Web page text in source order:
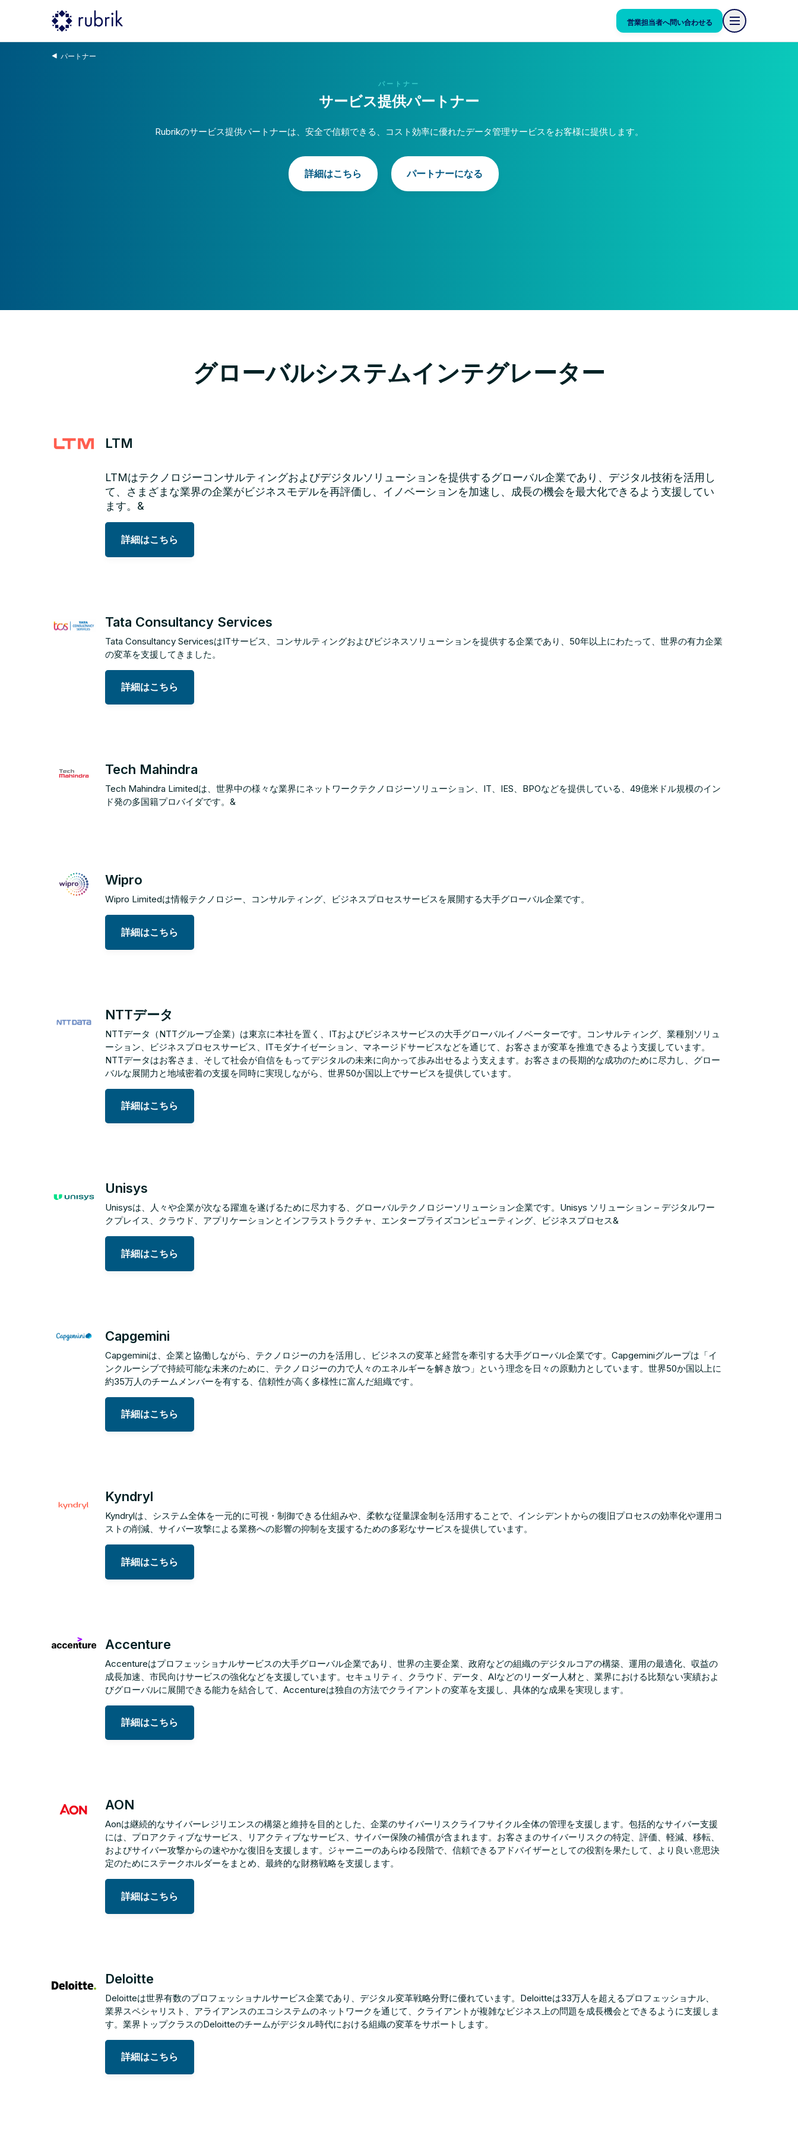
営業担当者へ問い合わせる
パートナー
パートナー
サービス提供パートナー
Rubrikのサービス提供パートナーは、安全で信頼できる、コスト効率に優れたデータ管理サービスをお客様に提供します。
詳細はこちら パートナーになる
グローバルシステムインテグレーター
LTM
LTMはテクノロジーコンサルティングおよびデジタルソリューションを提供するグローバル企業であり、デジタル技術を活用し
て、さまざまな業界の企業がビジネスモデルを再評価し、イノベーションを加速し、成長の機会を最大化できるよう支援してい
ます。&
詳細はこちら
Tata Consultancy Services
Tata Consultancy ServicesはITサービス、コンサルティングおよびビジネスソリューションを提供する企業であり、50年以上にわたって、世界の有力企業
の変革を支援してきました。
詳細はこちら
Tech Mahindra
Tech Mahindra Limitedは、世界中の様々な業界にネットワークテクノロジーソリューション、IT、IES、BPOなどを提供している、49億米ドル規模のイン
ド発の多国籍プロバイダです。&
Wipro
Wipro Limitedは情報テクノロジー、コンサルティング、ビジネスプロセスサービスを展開する大手グローバル企業です。
詳細はこちら
NTTデータ
NTTデータ（NTTグループ企業）は東京に本社を置く、ITおよびビジネスサービスの大手グローバルイノベーターです。コンサルティング、業種別ソリュ
ーション、ビジネスプロセスサービス、ITモダナイゼーション、マネージドサービスなどを通じて、お客さまが変革を推進できるよう支援しています。
NTTデータはお客さま、そして社会が自信をもってデジタルの未来に向かって歩み出せるよう支えます。お客さまの長期的な成功のために尽力し、グロー
バルな展開力と地域密着の支援を同時に実現しながら、世界50か国以上でサービスを提供しています。
詳細はこちら
Unisys
Unisysは、人々や企業が次なる躍進を遂げるために尽力する、グローバルテクノロジーソリューション企業です。Unisys ソリューション – デジタルワー
クプレイス、クラウド、アプリケーションとインフラストラクチャ、エンタープライズコンピューティング、ビジネスプロセス&
詳細はこちら
Capgemini
Capgeminiは、企業と協働しながら、テクノロジーの力を活用し、ビジネスの変革と経営を牽引する大手グローバル企業です。Capgeminiグループは「イ
ンクルーシブで持続可能な未来のために、テクノロジーの力で人々のエネルギーを解き放つ」という理念を日々の原動力としています。世界50か国以上に
約35万人のチームメンバーを有する、信頼性が高く多様性に富んだ組織です。
詳細はこちら
Kyndryl
Kyndrylは、システム全体を一元的に可視・制御できる仕組みや、柔軟な従量課金制を活用することで、インシデントからの復旧プロセスの効率化や運用コ
ストの削減、サイバー攻撃による業務への影響の抑制を支援するための多彩なサービスを提供しています。
詳細はこちら
Accenture
Accentureはプロフェッショナルサービスの大手グローバル企業であり、世界の主要企業、政府などの組織のデジタルコアの構築、運用の最適化、収益の
成長加速、市民向けサービスの強化などを支援しています。セキュリティ、クラウド、データ、AIなどのリーダー人材と、業界における比類ない実績およ
びグローバルに展開できる能力を結合して、Accentureは独自の方法でクライアントの変革を支援し、具体的な成果を実現します。
詳細はこちら
AON
Aonは継続的なサイバーレジリエンスの構築と維持を目的とした、企業のサイバーリスクライフサイクル全体の管理を支援します。包括的なサイバー支援
には、プロアクティブなサービス、リアクティブなサービス、サイバー保険の補償が含まれます。お客さまのサイバーリスクの特定、評価、軽減、移転、
およびサイバー攻撃からの速やかな復旧を支援します。ジャーニーのあらゆる段階で、信頼できるアドバイザーとしての役割を果たして、より良い意思決
定のためにステークホルダーをまとめ、最終的な財務戦略を支援します。
詳細はこちら
Deloitte
Deloitteは世界有数のプロフェッショナルサービス企業であり、デジタル変革戦略分野に優れています。Deloitteは33万人を超えるプロフェッショナル、
業界スペシャリスト、アライアンスのエコシステムのネットワークを通じて、クライアントが複雑なビジネス上の問題を成長機会とできるように支援しま
す。業界トップクラスのDeloitteのチームがデジタル時代における組織の変革をサポートします。
詳細はこちら